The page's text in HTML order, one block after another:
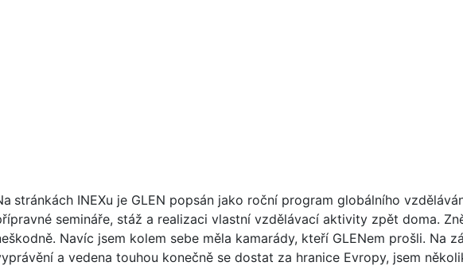
stránkách INEXu je GLEN popsán jako roční program globálního
semináře, stáž a realizaci vlastní vzdělávací aktivity zpět doma.
Navíc jsem kolem sebe měla kamarády, kteří GLENem prošli. Na
a vedena touhou konečně se dostat za hranice Evropy, jsem